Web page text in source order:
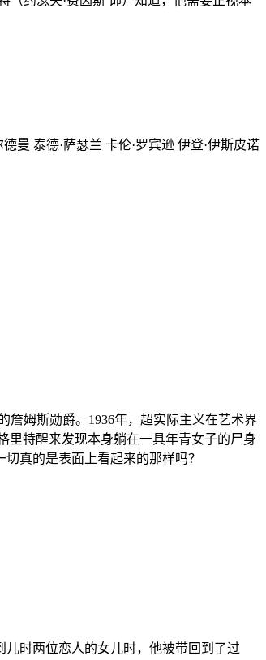
曼 泰德·萨瑟兰 卡伦·罗宾逊 伊登·伊斯皮诺
詹姆斯勋爵。1936年，超实际主义在艺术界
里特醒来发现本身躺在一具年青女子的尸身
真的是表面上看起来的那样吗？
时两位恋人的女儿时，他被带回到了过